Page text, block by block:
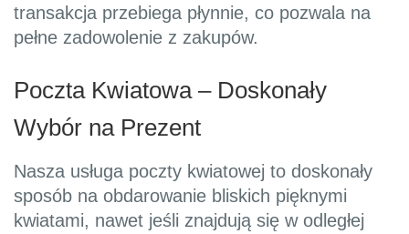
transakcja przebiega płynnie, co pozwala na
pełne zadowolenie z zakupów.
Poczta Kwiatowa – Doskonały
Wybór na Prezent
Nasza usługa poczty kwiatowej to doskonały
sposób na obdarowanie bliskich pięknymi
kwiatami, nawet jeśli znajdują się w odległej